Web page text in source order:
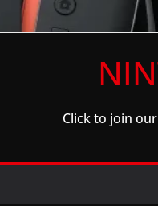
Click to join